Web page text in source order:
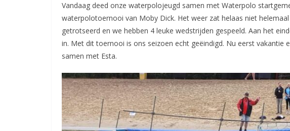
Vandaag deed onze waterpolojeugd samen met Waterpolo
waterpolotoernooi van Moby Dick. Het weer zat helaas niet
getrotseerd en we hebben 4 leuke wedstrijden gespeeld. Aan het
in. Met dit toernooi is ons seizoen echt geëindigd. Nu eerst vakantie
samen met Esta.